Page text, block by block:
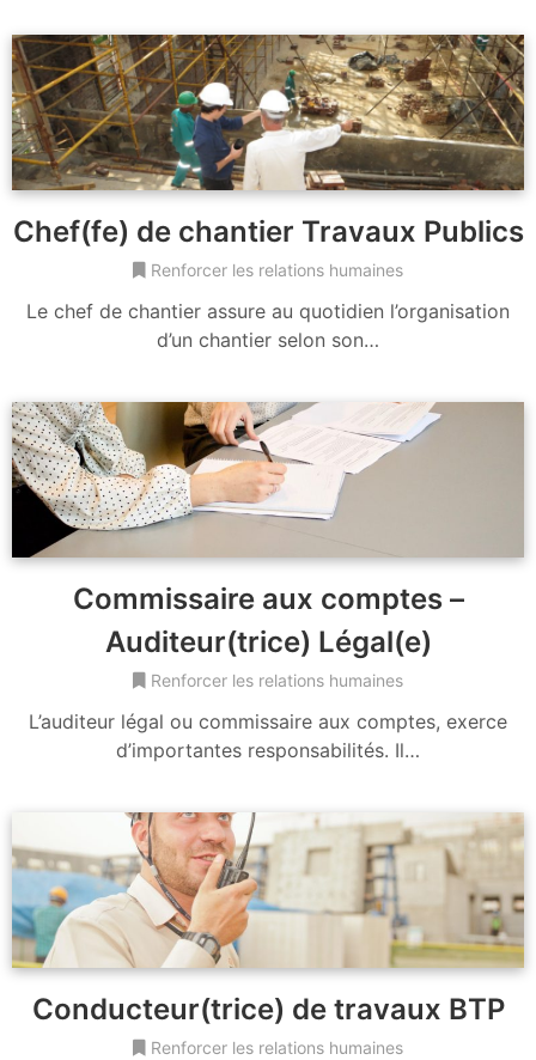
Chef(fe) de chantier Travaux Publics
Renforcer les relations humaines
Le chef de chantier assure au quotidien l’organisation
d’un chantier selon son…
Commissaire aux comptes –
Auditeur(trice) Légal(e)
Renforcer les relations humaines
L’auditeur légal ou commissaire aux comptes, exerce
d’importantes responsabilités. Il…
Conducteur(trice) de travaux BTP
Renforcer les relations humaines